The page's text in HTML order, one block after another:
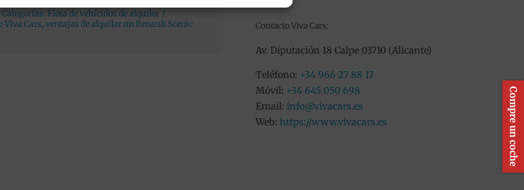
Categorías: Flota de vehículos de alquiler /
Viva Cars, ventajas de alquilar un Renault Scenic
Contacto Viva Cars:
Av. Diputación 18 Calpe 03710 (Alicante)
Teléfono: +34 966 27 88 17
Móvil: +34 645 050 698
Email: info@vivacars.es
Web: https://www.vivacars.es Compre un coche